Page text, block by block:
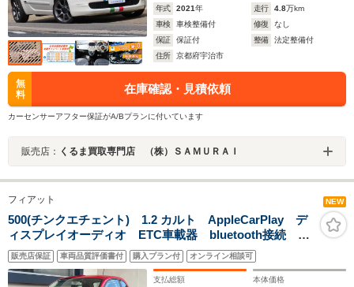
年式 2021年 走行 4.8万km
車検
車検整備付 修復
なし
保証
保証付 整備
法定整備付
住所
京都府宇治市
無
料
在庫確認・見積依頼
カーセンサーアフター保証がA/Bプランに付いています
販売店： くるま買取専門店 （株）ＳＡＭＵＲＡＩ
フィアット NEW
500(チンクエチェント) 1.2 カルト AppleCarPlay デ
ィスプレイオーディオ ETC車載器 bluetooth接続 マ
ルチファンクションディスプレイ パドルシフト 5速デ
ュアロジックシフト キーレスキー 禁煙車 後期 1オ
ーナー
販売店保証 車両品質評価書付 購入プラン付 オンライン相談可
支払総額 本体価格